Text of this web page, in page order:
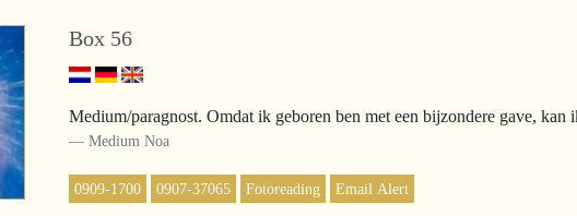
Box 56
Medium/paragnost. Omdat ik geboren ben met een bijzondere gave,
Medium Noa
0909-1700 0907-37065 Fotoreading Email Alert